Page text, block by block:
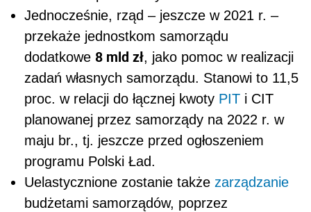
Jednocześnie, rząd – jeszcze w 2021 r. –
przekaże jednostkom samorządu
dodatkowe 8 mld zł, jako pomoc w realizacji
zadań własnych samorządu. Stanowi to 11,5
proc. w relacji do łącznej kwoty PIT i CIT
planowanej przez samorządy na 2022 r. w
maju br., tj. jeszcze przed ogłoszeniem
programu Polski Ład.
Uelastycznione zostanie także zarządzanie
budżetami samorządów, poprzez